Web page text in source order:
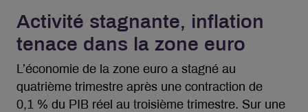
Activité stagnante, inflation
tenace dans la zone euro
L’économie de la zone euro a stagné au
quatrième trimestre après une contraction de
0,1 % du PIB réel au troisième trimestre. Sur une